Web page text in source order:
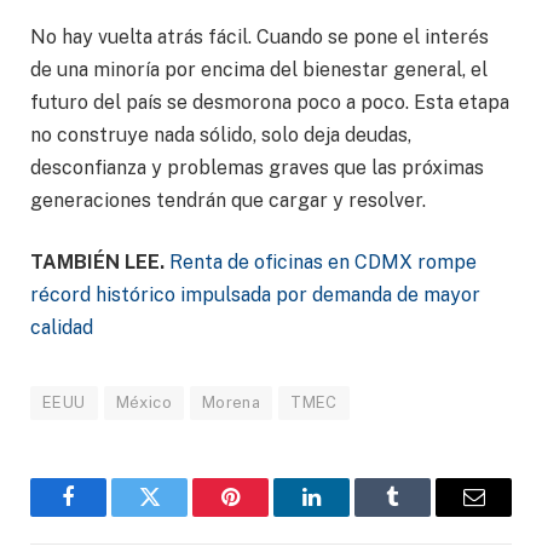
No hay vuelta atrás fácil. Cuando se pone el interés
de una minoría por encima del bienestar general, el
futuro del país se desmorona poco a poco. Esta etapa
no construye nada sólido, solo deja deudas,
desconfianza y problemas graves que las próximas
generaciones tendrán que cargar y resolver.
TAMBIÉN LEE. Renta de oficinas en CDMX rompe
récord histórico impulsada por demanda de mayor
calidad
EEUU México Morena TMEC
FacebookGorjeo Pinterest LinkedInTumblr
Correo